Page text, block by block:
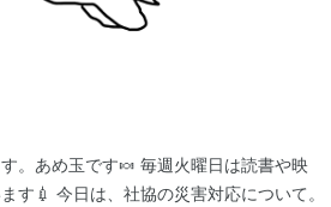
。あめ玉です🍬 毎週火曜日は読書や映
す💉 今日は、社協の災害対応について。